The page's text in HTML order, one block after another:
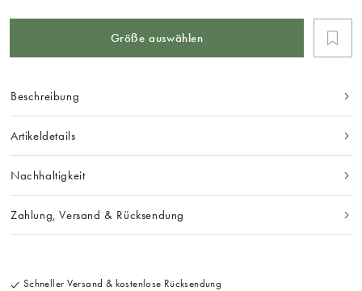
Größe auswählen
Beschreibung
Artikeldetails
Nachhaltigkeit
Zahlung, Versand & Rücksendung
Schneller Versand & kostenlose Rücksendung